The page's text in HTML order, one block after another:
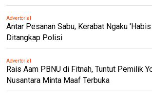
Advertorial
Antar Pesanan Sabu, Kerabat Ngaku
Ditangkap Polisi
Advertorial
Rais Aam PBNU di Fitnah, Tuntut Pemilik
Nusantara Minta Maaf Terbuka